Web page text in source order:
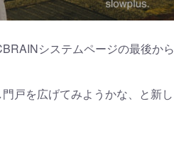
システムページの最後から
戸を広げてみようかな、と新し